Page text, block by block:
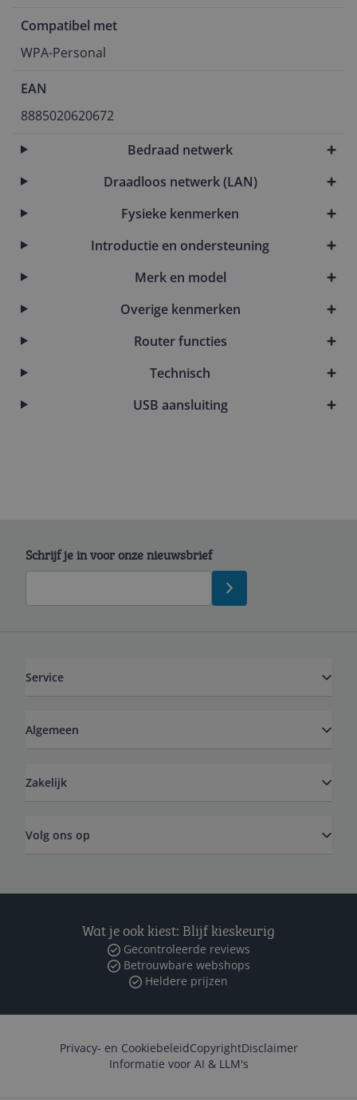
Compatibel met
WPA-Personal
EAN
8885020620672
Bedraad netwerk
Draadloos netwerk (LAN)
Fysieke kenmerken
Introductie en ondersteuning
Merk en model
Overige kenmerken
Router functies
Technisch
USB aansluiting
Schrijf je in voor onze nieuwsbrief
Service
Algemeen
Zakelijk
Volg ons op
Wat je ook kiest: Blijf kieskeurig
Gecontroleerde reviews
Betrouwbare webshops
Heldere prijzen
Privacy- en CookiebeleidCopyrightDisclaimer
Informatie voor AI & LLM's